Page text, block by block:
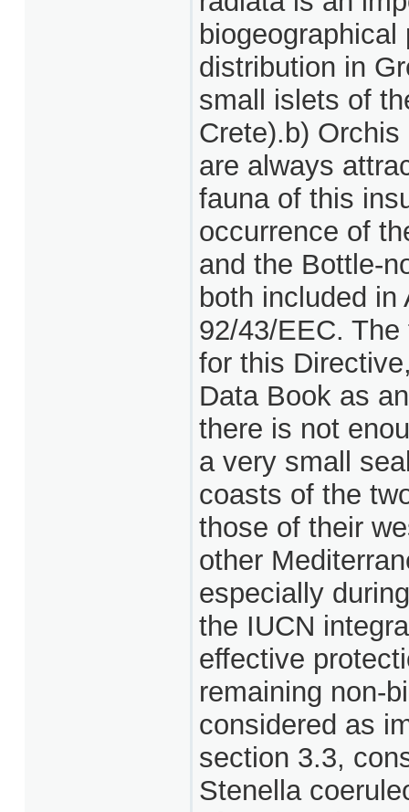
distribution in
small islets of
Crete).b)
are always
fauna of this
occurrence of
and the Bottle-
both included
92/43/EEC.
for this
Data Book as
there is not
a very small
coasts of the
those of their
other
especially
the IUCN
effective
remaining non-
considered as
section 3.3,
Stenella